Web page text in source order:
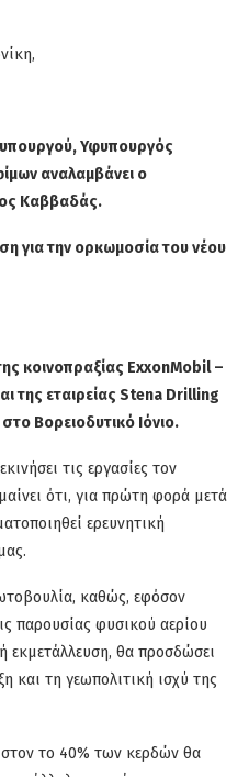
,
Υφυπουργός
αναλαμβάνει ο
Καββαδάς.
για την ορκωμοσία του νέου
κοινοπραξίας ExxonMobil–
της εταιρείας Stena Drilling
Βορειοδυτικό Ιόνιο.
τις εργασίες τον
ότι, για πρώτη φορά μετά
ερευνητική
καθώς, εφόσον
παρουσίας φυσικού αερίου
εκμετάλλευση, θα προσδώσει
και τη γεωπολιτική ισχύ της
το 40% των κερδών θα